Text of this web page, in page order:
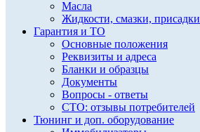
Масла
Жидкости, смазки, присадки
Гарантия и ТО
Основные положения
Реквизиты и адреса
Бланки и образцы
Документы
Вопросы - ответы
СТО: отзывы потребителей
Тюнинг и доп. оборудование